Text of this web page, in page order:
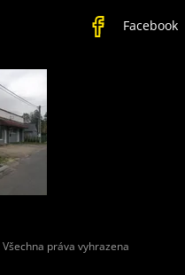
Facebook
Všechna práva vyhrazena